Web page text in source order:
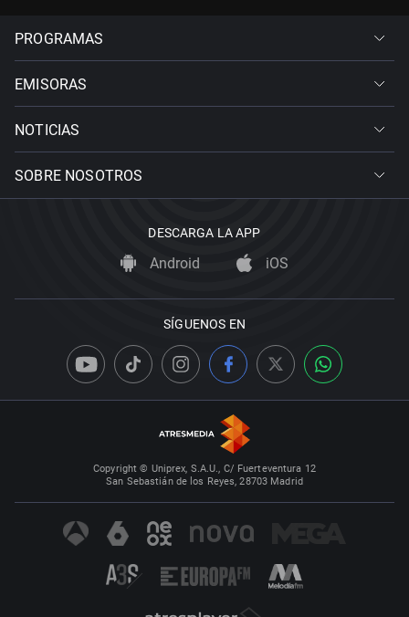
PROGRAMAS
EMISORAS
NOTICIAS
SOBRE NOSOTROS
DESCARGA LA APP
Android iOS
SÍGUENOS EN
Copyright © Uniprex, S.A.U., C/ Fuerteventura 12
San Sebastián de los Reyes, 28703 Madrid